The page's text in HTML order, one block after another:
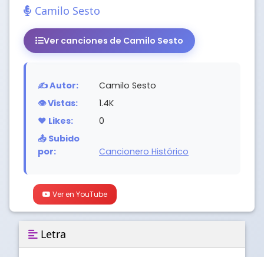
Camilo Sesto
Ver canciones de Camilo Sesto
✍️ Autor:
Camilo Sesto
👁️ Vistas:
1.4K
❤️ Likes:
0
📤 Subido
por:
Cancionero Histórico
Ver en YouTube
Letra